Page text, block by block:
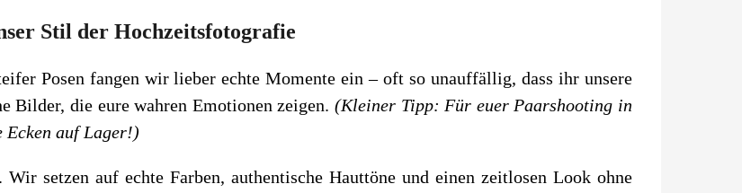
Stil der Hochzeitsfotografie
Posen fangen wir lieber echte Momente ein – oft so unauffällig, dass ihr unsere
Bilder, die eure wahren Emotionen zeigen. (Kleiner Tipp: Für euer Paarshooting in
auf Lager!)
setzen auf echte Farben, authentische Hauttöne und einen zeitlosen Look ohne